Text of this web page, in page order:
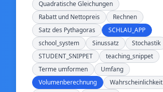
Quadratische Gleichungen
Rabatt und Nettopreis
Rechnen
Satz des Pythagoras
SCHLAU_APP
school_system
Sinussatz
Stochastik
STUDENT_SNIPPET
teaching_snippet
Terme umformen
Umfang
Volumenberechnung
Wahrscheinlichkeit